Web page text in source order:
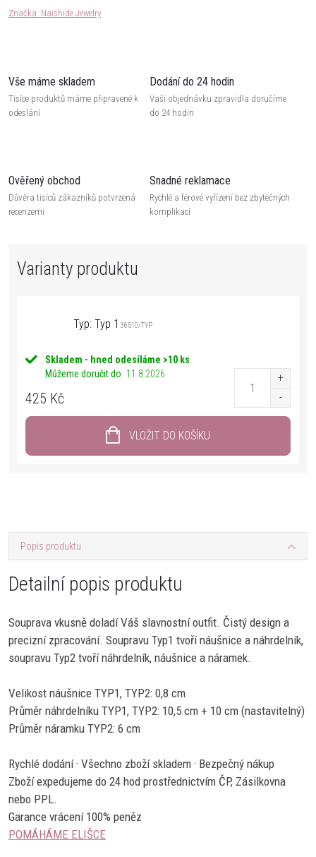
Značka: Naishide Jewelry
Vše máme skladem
Tisíce produktů máme připravené k
odeslání
Dodání do 24 hodin
Vaši objednávku zpravidla doručíme
do 24 hodin
Ověřený obchod
Důvěra tisíců zákazníků potvrzená
recenzemi
Snadné reklamace
Rychlé a férové vyřízení bez zbytečných
komplikací
Typ: Typ 1 36510/TYP
Skladem - hned odesíláme >10 ks
Můžeme doručit do 11.8.2026
425 Kč
VLOŽIT DO KOŠÍKU
Popis produktu
Detailní popis produktu
Souprava vkusně doladí Váš slavnostní outfit. Čistý design a
precizní zpracování. Soupravu Typ1 tvoří náušnice a náhrdelník,
soupravu Typ2 tvoří náhrdelník, náušnice a náramek.
Velikost náušnice TYP1, TYP2: 0,8 cm
Průměr náhrdelníku TYP1, TYP2: 10,5 cm + 10 cm (nastavitelný)
Průměr náramku TYP2: 6 cm
Rychlé dodání · Všechno zboží skladem · Bezpečný nákup
Zboží expedujeme do 24 hod prostřednictvím ČP, Zásilkovna
nebo PPL.
Garance vrácení 100% peněz
POMÁHÁME ELIŠCE